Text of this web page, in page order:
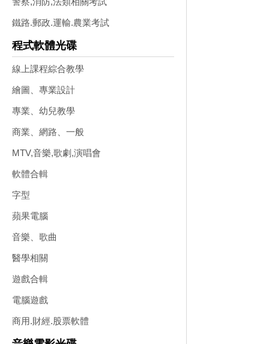
鐵路.郵政.運輸.農業考試
程式軟體光碟
線上課程綜合教學
繪圖、專業設計
專業、幼兒教學
商業、網路、一般
MTV,音樂,歌劇,演唱會
軟體合輯
字型
蘋果電腦
音樂、歌曲
醫學相關
遊戲合輯
電腦遊戲
商用.財經.股票軟體